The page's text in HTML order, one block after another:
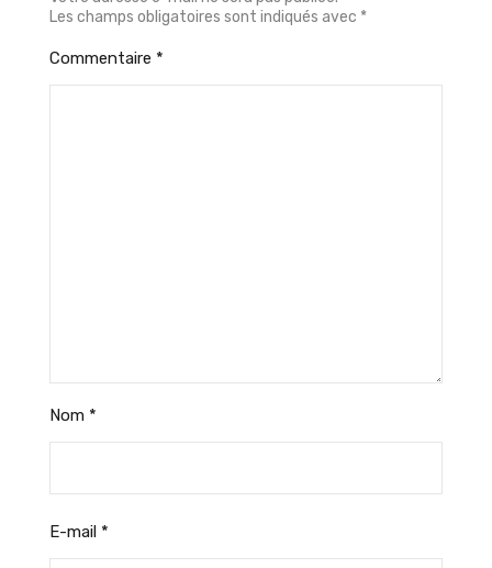
Les champs obligatoires sont indiqués avec *
Commentaire *
Nom *
E-mail *